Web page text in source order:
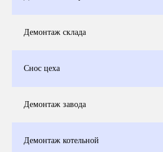
Демонтаж склада
Снос цеха
Демонтаж завода
Демонтаж котельной